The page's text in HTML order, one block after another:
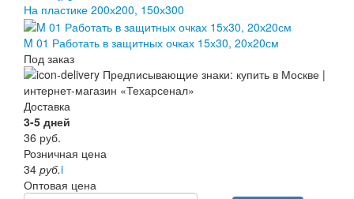
Пожарное оборудование
Перезарядка
Перезарядка ОП
Перезарядка ОУ
Перезарядка ОВП
Доставка
Оплата
Гарантии
О нас
Статьи
Сертификаты
На пластике 200х200, 150х300
M 01 Работать в защитных очках 15х30, 20х20см
Под заказ
Доставка
3-5 дней
36 руб.
Розничная цена
34 руб.i
Оптовая цена